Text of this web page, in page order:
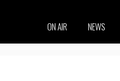
ON AIR NEWS